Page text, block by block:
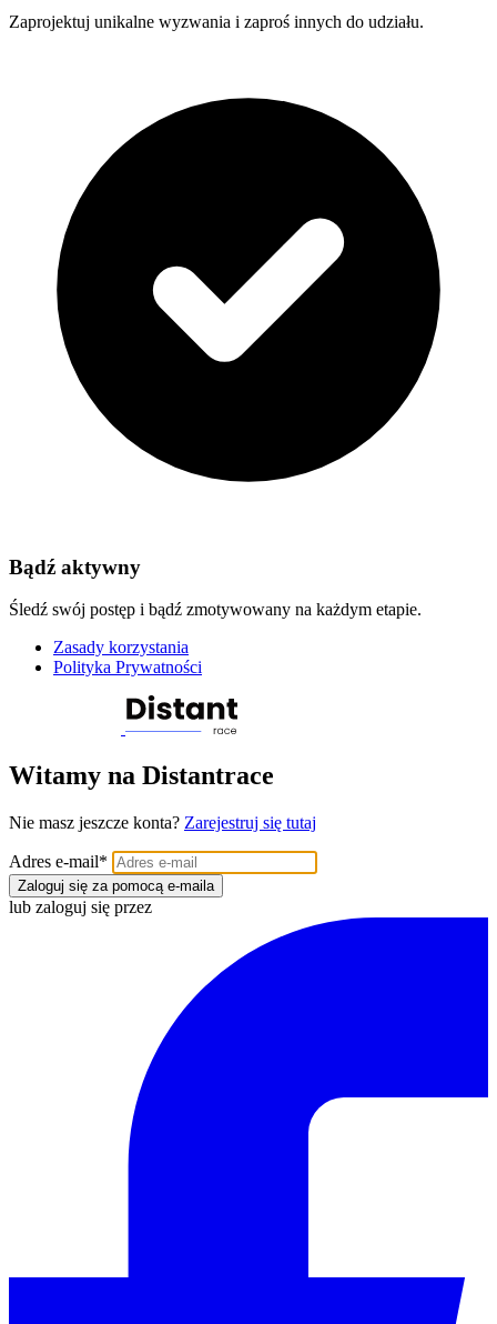
Zaprojektuj unikalne wyzwania i zaproś innych do udziału.
Bądź aktywny
Śledź swój postęp i bądź zmotywowany na każdym etapie.
Zasady korzystania
Polityka Prywatności
Witamy na Distantrace
Nie masz jeszcze konta? Zarejestruj się tutaj
Adres e-mail*
Zaloguj się za pomocą e-maila
lub zaloguj się przez